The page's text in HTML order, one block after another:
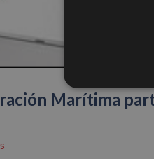
Marítima